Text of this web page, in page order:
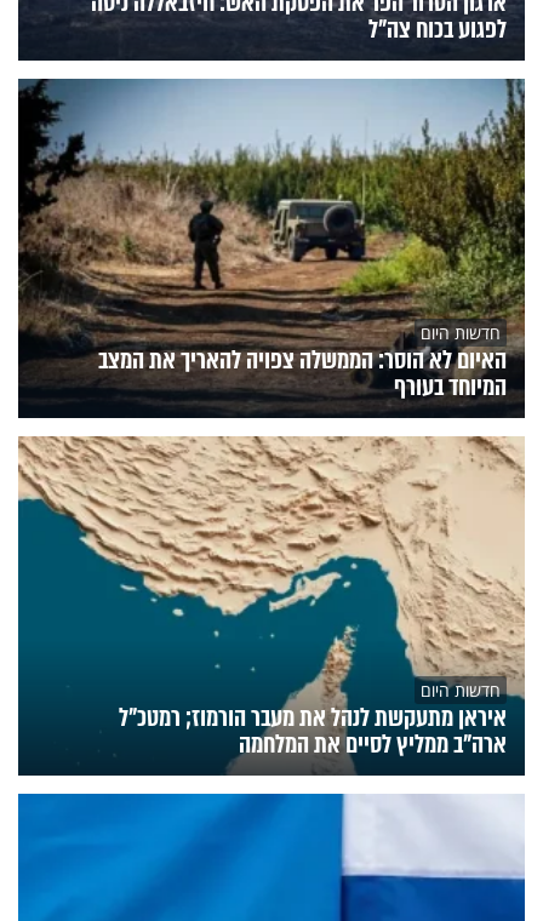
לפגוע בכוח צה"ל
חדשות היום
האיום לא הוסר: הממשלה צפויה להאריך את המצב
המיוחד בעורף
חדשות היום
איראן מתעקשת לנהל את מעבר הורמוז; רמטכ"ל
ארה"ב ממליץ לסיים את המלחמה